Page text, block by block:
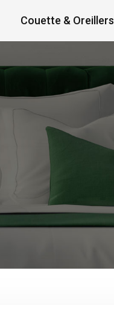
Couette & Oreillers